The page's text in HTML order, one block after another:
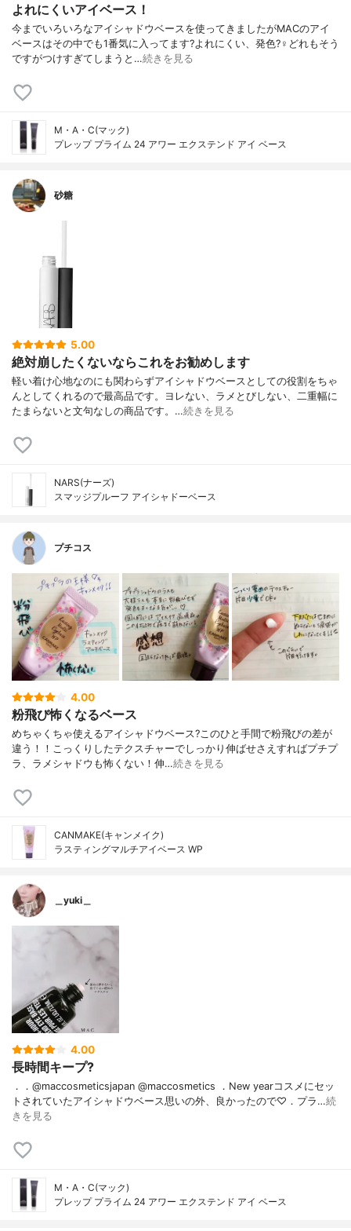
よれにくいアイベース！
今までいろいろなアイシャドウベースを使ってきましたがMACのアイ
ベースはその中でも1番気に入ってます?よれにくい、発色?‍♀️どれもそう
ですがつけすぎてしまうと…続きを見る
M・A・C(マック)
プレップ プライム 24 アワー エクステンド アイ ベース
砂糖
5.00
絶対崩したくないならこれをお勧めします
軽い着け心地なのにも関わらずアイシャドウベースとしての役割をちゃ
んとしてくれるので最高品です。ヨレない、ラメとびしない、二重幅に
たまらないと文句なしの商品です。…続きを見る
NARS(ナーズ)
スマッジプルーフ アイシャドーベース
プチコス
4.00
粉飛び怖くなるベース
めちゃくちゃ使えるアイシャドウベース? このひと手間で粉飛びの差が
違う！！こっくりしたテクスチャーでしっかり伸ばせさえすればプチプ
ラ、ラメシャドウも怖くない！伸…続きを見る
CANMAKE(キャンメイク)
ラスティングマルチアイベース WP
＿yuki＿
4.00
長時間キープ?
．．@maccosmeticsjapan @maccosmetics ．New yearコスメにセッ
トされていたアイシャドウベース思いの外、良かったので♡．プラ…続
きを見る
M・A・C(マック)
プレップ プライム 24 アワー エクステンド アイ ベース